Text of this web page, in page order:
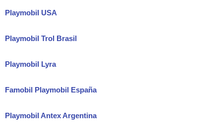
Playmobil USA
Playmobil Trol Brasil
Playmobil Lyra
Famobil Playmobil España
Playmobil Antex Argentina